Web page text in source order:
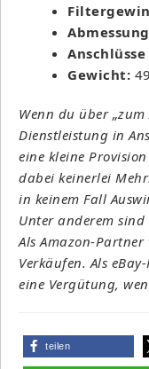
Anschlüsse
Gewicht:
Wenn du über
Dienstleistung in
eine kleine
dabei keinerlei
in keinem Fall
Unter anderem
Als Amazon-
Verkäufen. Als
eine Vergütung,
teilen